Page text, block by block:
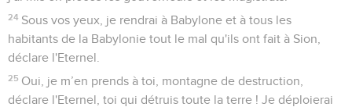
24 Sous vos yeux, je rendrai à Babylone et à tous les
habitants de la Babylonie tout le mal qu'ils ont fait à Sion,
déclare l'Eternel.
25 Oui, je m’en prends à toi, montagne de destruction,
déclare l'Eternel, toi qui détruis toute la terre ! Je déploierai